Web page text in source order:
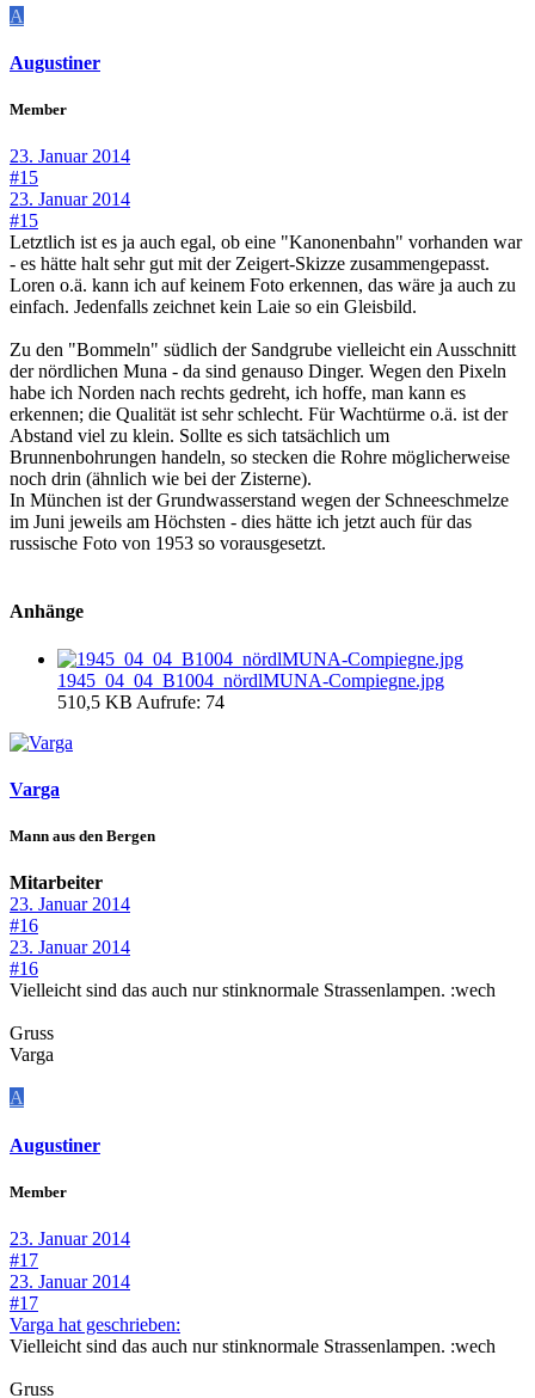
A
Augustiner
Member
23. Januar 2014
#15
23. Januar 2014
#15
Letztlich ist es ja auch egal, ob eine "Kanonenbahn" vorhanden war
- es hätte halt sehr gut mit der Zeigert-Skizze zusammengepasst.
Loren o.ä. kann ich auf keinem Foto erkennen, das wäre ja auch zu
einfach. Jedenfalls zeichnet kein Laie so ein Gleisbild.
Zu den "Bommeln" südlich der Sandgrube vielleicht ein Ausschnitt
der nördlichen Muna - da sind genauso Dinger. Wegen den Pixeln
habe ich Norden nach rechts gedreht, ich hoffe, man kann es
erkennen; die Qualität ist sehr schlecht. Für Wachtürme o.ä. ist der
Abstand viel zu klein. Sollte es sich tatsächlich um
Brunnenbohrungen handeln, so stecken die Rohre möglicherweise
noch drin (ähnlich wie bei der Zisterne).
In München ist der Grundwasserstand wegen der Schneeschmelze
im Juni jeweils am Höchsten - dies hätte ich jetzt auch für das
russische Foto von 1953 so vorausgesetzt.
Anhänge
1945_04_04_B1004_nördlMUNA-Compiegne.jpg
510,5 KB Aufrufe: 74
Varga
Mann aus den Bergen
Mitarbeiter
23. Januar 2014
#16
23. Januar 2014
#16
Vielleicht sind das auch nur stinknormale Strassenlampen. :wech
Gruss
Varga
A
Augustiner
Member
23. Januar 2014
#17
23. Januar 2014
#17
Varga hat geschrieben:
Vielleicht sind das auch nur stinknormale Strassenlampen. :wech
Gruss